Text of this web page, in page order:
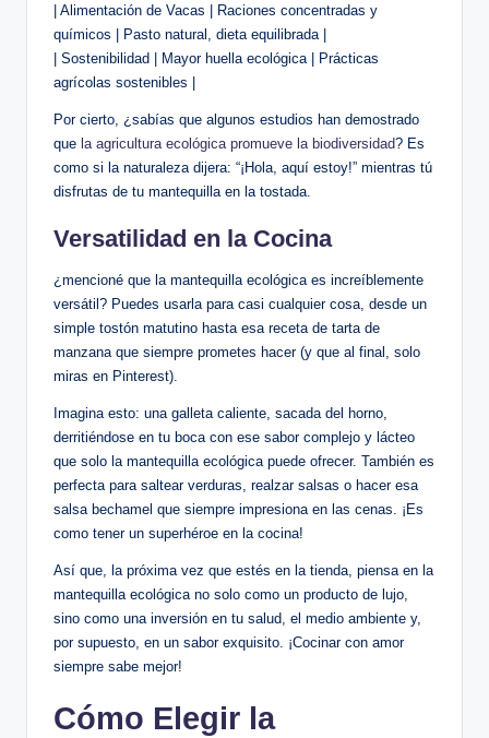
| Alimentación de Vacas | Raciones concentradas y
químicos | Pasto natural, dieta equilibrada |
| Sostenibilidad | Mayor huella ecológica | Prácticas
agrícolas sostenibles |
Por cierto, ¿sabías que algunos estudios han demostrado
que la agricultura ecológica promueve la biodiversidad? Es
como si la naturaleza dijera: “¡Hola, aquí estoy!” mientras tú
disfrutas de tu mantequilla en la tostada.
Versatilidad en la Cocina
¿mencioné que la mantequilla ecológica es increíblemente
versátil? Puedes usarla para casi cualquier cosa, desde un
simple tostón matutino hasta esa receta de tarta de
manzana que siempre prometes hacer (y que al final, solo
miras en Pinterest).
Imagina esto: una galleta caliente, sacada del horno,
derritiéndose en tu boca con ese sabor complejo y lácteo
que solo la mantequilla ecológica puede ofrecer. También es
perfecta para saltear verduras, realzar salsas o hacer esa
salsa bechamel que siempre impresiona en las cenas. ¡Es
como tener un superhéroe en la cocina!
Así que, la próxima vez que estés en la tienda, piensa en la
mantequilla ecológica no solo como un producto de lujo,
sino como una inversión en tu salud, el medio ambiente y,
por supuesto, en un sabor exquisito. ¡Cocinar con amor
siempre sabe mejor!
Cómo Elegir la